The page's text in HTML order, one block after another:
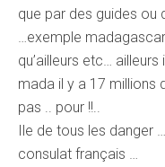
que par des guides ou
…exemple
qu’ailleurs etc…
mada il y a 17 millions
pas .. pour !!..
Ile de tous les danger
consulat français …